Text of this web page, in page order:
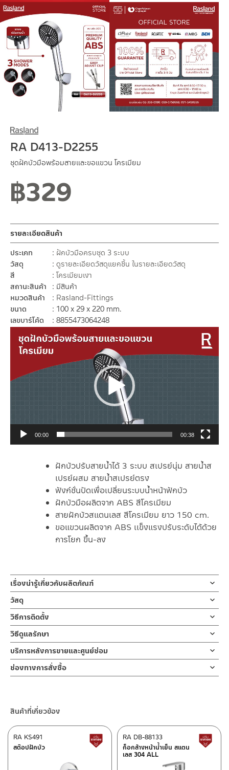
RA D413-D2255
ชุดฝักบัวมือพร้อมสายและขอแขวน โครเมียม
฿329
ฝักบัวปรับสายน้ำได้ 3 ระบบ สเปรย์นุ่ม สายน้ำส
เปรย์ผสม สายน้ำสเปรย์ตรง
ฟังก์ชั่นปัดเพื่อเปลี่ยนระบบน้ำหน้าฟักบัว
ฝักบัวมือผลิตจาก ABS สีโครเมียม
สายฝักบัวสแตนเลส สีโครเมียม ยาว 150 cm.
ขอแขวนผลิตจาก ABS เเข็งแรงปรับระดับได้ด้วย
การโยก ขึ้น-ลง
รายละเอียดสินค้า
ประเภท
ฝักบัวมือครบชุด 3 ระบบ
วัสดุ
ดูรายละเอียดวัสดุแยกชิ้น ในรายละเอียดวัสดุ
สี
โครเมียมเงา
สถานะสินค้า
มีสินค้า
หมวดสินค้า
Rasland-Fittings
ขนาด
100 x 29 x 220 mm.
เลขบาร์โค้ด
8855473064248
เล่น
ไฟล์
00:00 00:38
เรื่องน่ารู้เกี่ยวกับผลิตภัณฑ์
ชุดฝักบัวมือพร้อมสายและขอแขวน โครเมียม
ในชุดมีฝักบัวมือแบบถือ 3 ระบบ สเปรย์นุ่ม สายน้ำสเปรย์ผสม สายน้ำส
เปรย์ตรง
ผลิตจาก ABS กระจายน้ำได้ดี ฟังก์ชั่นปัดเปลี่ยนระบบน้ำด้านหน้าฟักบัว
ใช้งานสะดวก
ดีไซน์สวยพรีเมียม หน้าฝักบัวสีดำ สายฝักบัวสแตนเลสสีโครเมียม
ความยาว 150 ซม เหมาะสมกับการใช้งาน เเละขอแขวนผลิตจาก ABS
เเข็งแรง
วัสดุ
หัวฝักบัว ผลิตจาก ABS
สายฝักบัวสแตนเลส สีโครเมียม
ขอแขวนสีโครเมียม ผลิตจาก ABS
วิธีการติดตั้ง
ข้อแนะนำในการติดตั้ง
ฝักบัว และ ชุดสายฉีดชำระ
สำหรับการติดตั้งใหม่ ให้ไล่ฝุ่น เศษทราย เศษท่อ ออกจากท่อน้ำก่อนติด
ตั้งสินค้า โดยปล่อยน้ำให้ไหลออกจากท่อนาน 1 นาที
เพื่อให้แรงน้ำพัดพาเศษละอองต่างๆ ออกจากท่อน้ำ มิเช่นนั้นสิ่งสกปรก
วิธีดูแลรักษา
คำแนะนำในการดูแลรักษาผลิตภัณฑ์
1. ไม่ทำสินค้าให้เกิดความเสียหายอื่น ๆ นอกจากการใช้งานปกติ เช่นไม่
ทำตก ไม่งัดหรือโยกสินค้าแรงๆ
2. ทำความสะอาดสินค้าโดยการใช้ผ้านุ่มๆชุบน้ำหมาดๆแล้วเช็ดให้แห้ง
4. ห้ามใช้แปรง วัสดุแข็ง หยาบ ห้ามใช้ฝอยขัดทำความสะอาด ขัดหรือถู
บริการหลังการขายและศูนย์ซ่อม
ช่องทางออนไลน์
– Email: contact@charnpaiboon.com
ช่องทางการสั่งซื้อ
– Shopee
–Lazada
–ซื้อสินค้าชิ้นนี้บน Shopee>> คลิกที่นี่<<
คลิกที่นี่<<
สินค้าที่เกี่ยวข้อง
สต๊อปฝักบัว
RA KS491 สินค้าปรับราคาลดลง
ก็อกล้างหน้าน้ำเย็น สแตน
เลส 304 ALL
RA DB-88133